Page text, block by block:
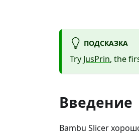
ПОДСКАЗКА
Try JusPrin, the
Введение
Bambu Slicer